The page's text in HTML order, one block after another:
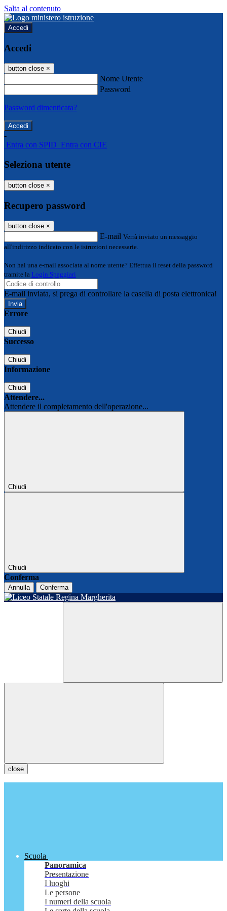
Salta al contenuto
Accedi
Accedi
button close ×
Nome Utente
Password
Password dimenticata?
-
Entra con SPID Entra con CIE
Seleziona utente
button close ×
Recupero password
button close ×
E-mail Verrà inviato un messaggio
all'indirizzo indicato con le istruzioni necessarie.
Non hai una e-mail associata al nome utente? Effettua il reset della password
tramite la Login Spaggiari
E-mail inviata, si prega di controllare la casella di posta elettronica!
Errore
Chiudi
Successo
Chiudi
Informazione
Chiudi
Attendere...
Attendere il completamento dell'operazione...
Chiudi
Chiudi
Conferma
Annulla Conferma
close
Scuola
Panoramica
Presentazione
I luoghi
Le persone
I numeri della scuola